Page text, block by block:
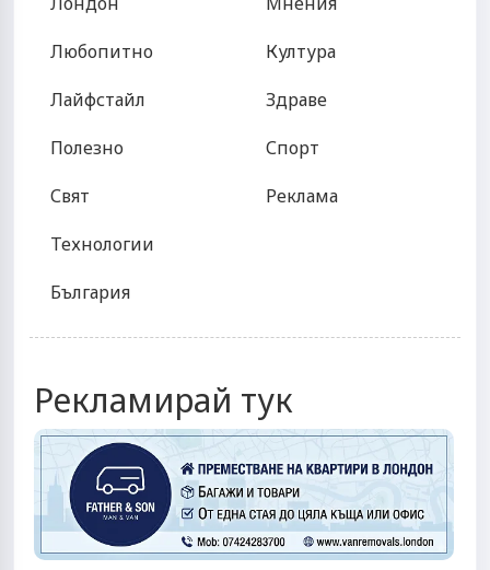
Любопитно
Лайфстайл
Полезно
Свят
Технологии
България
Култура
Здраве
Спорт
Реклама
Рекламирай тук